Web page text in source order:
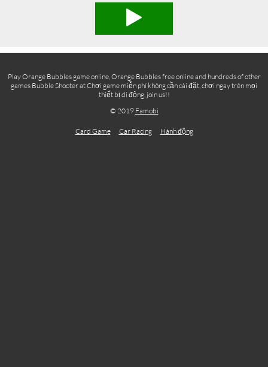
Play Orange Bubbles game online, Orange Bubbles free online and hundreds of other
games Bubble Shooter at Chơi game miễn phí không cần cài đặt, chơi ngay trên mọi
thiết bị di động, join us!!
© 2019 Famobi
Card Game Car Racing Hành động